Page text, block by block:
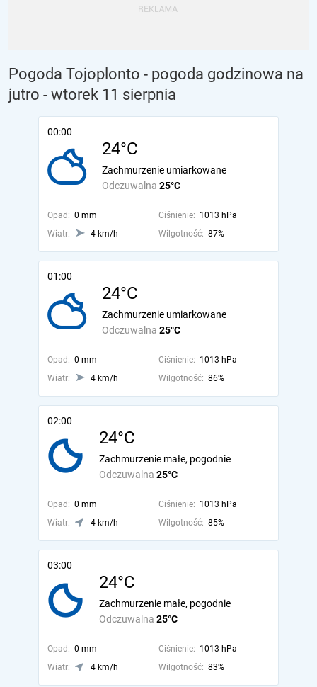
Pogoda Tojoplonto - pogoda godzinowa na
jutro - wtorek 11 sierpnia
00:00
24°C
Odczuwalna 25°C
Zachmurzenie umiarkowane
Opad: 0 mm Ciśnienie: 1013 hPa
Wiatr:
4 km/h Wilgotność: 87%
01:00
24°C
Odczuwalna 25°C
Zachmurzenie umiarkowane
Opad: 0 mm Ciśnienie: 1013 hPa
Wiatr:
4 km/h Wilgotność: 86%
02:00
24°C
Odczuwalna 25°C
Zachmurzenie małe, pogodnie
Opad: 0 mm Ciśnienie: 1013 hPa
Wiatr:
4 km/h Wilgotność: 85%
03:00
24°C
Odczuwalna 25°C
Zachmurzenie małe, pogodnie
Opad: 0 mm Ciśnienie: 1013 hPa
Wiatr:
4 km/h Wilgotność: 83%